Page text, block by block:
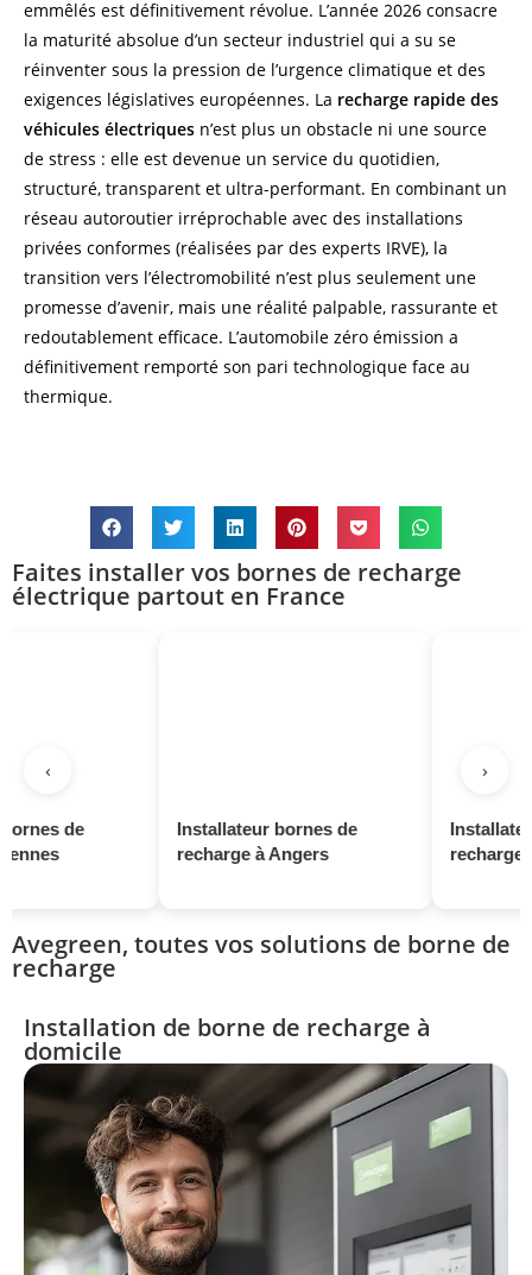
emmêlés est définitivement révolue. L’année 2026 consacre
la maturité absolue d’un secteur industriel qui a su se
réinventer sous la pression de l’urgence climatique et des
exigences législatives européennes. La recharge rapide des
véhicules électriques n’est plus un obstacle ni une source
de stress : elle est devenue un service du quotidien,
structuré, transparent et ultra-performant. En combinant un
réseau autoroutier irréprochable avec des installations
privées conformes (réalisées par des experts IRVE), la
transition vers l’électromobilité n’est plus seulement une
promesse d’avenir, mais une réalité palpable, rassurante et
redoutablement efficace. L’automobile zéro émission a
définitivement remporté son pari technologique face au
thermique.
Faites installer vos bornes de recharge
électrique partout en France
Installateur bornes de
recharge à Angers
Installateur bornes
recharge à Saint-
‹ ›
Avegreen, toutes vos solutions de borne de
recharge
Installation de borne de recharge à
domicile